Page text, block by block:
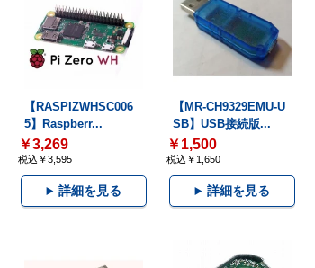
【RASPIZWHSC006
5】Raspberr...
￥3,269
税込￥3,595
詳細を見る
【MR-CH9329EMU-U
SB】USB接続版...
￥1,500
税込￥1,650
詳細を見る